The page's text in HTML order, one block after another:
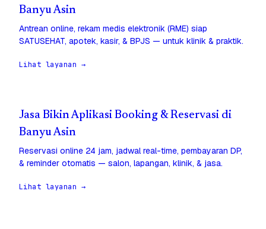
Banyu Asin
Antrean online, rekam medis elektronik (RME) siap
SATUSEHAT, apotek, kasir, & BPJS — untuk klinik & praktik.
Lihat layanan →
Jasa Bikin Aplikasi Booking & Reservasi di
Banyu Asin
Reservasi online 24 jam, jadwal real-time, pembayaran DP,
& reminder otomatis — salon, lapangan, klinik, & jasa.
Lihat layanan →